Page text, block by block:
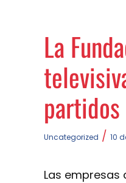
La
Uncategorized / 10
Las